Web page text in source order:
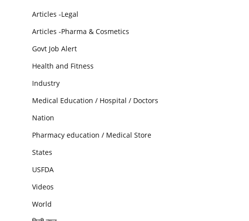
Articles -Legal
Articles -Pharma & Cosmetics
Govt Job Alert
Health and Fitness
Industry
Medical Education / Hospital / Doctors
Nation
Pharmacy education / Medical Store
States
USFDA
Videos
World